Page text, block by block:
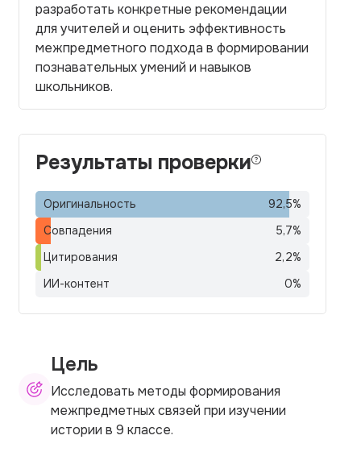
разработать конкретные рекомендации
для учителей и оценить эффективность
межпредметного подхода в формировании
познавательных умений и навыков
школьников.
Результаты проверки
Оригинальность 92,5%
Совпадения
5,7%
Цитирования
2,2%
ИИ-контент
0%
Цель
Исследовать методы формирования
межпредметных связей при изучении
истории в 9 классе.